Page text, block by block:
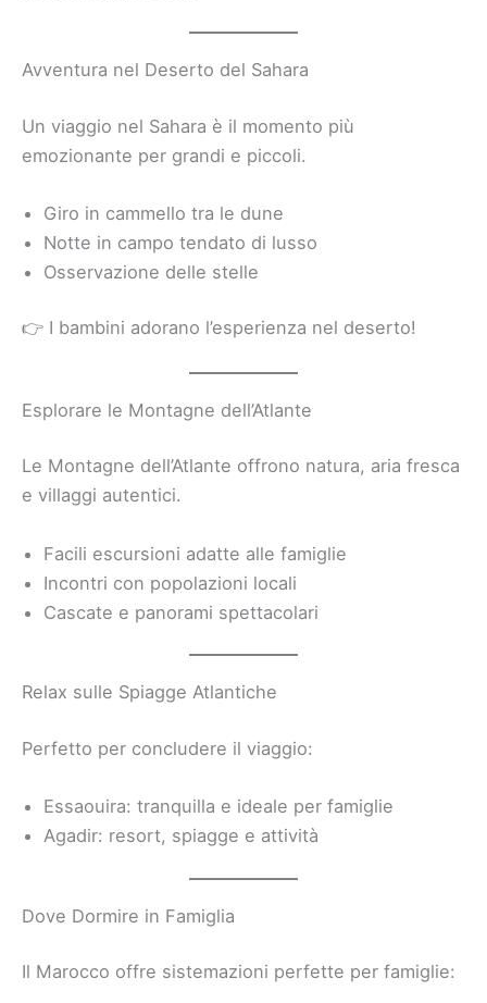
Avventura nel Deserto del Sahara
Un viaggio nel Sahara è il momento più
emozionante per grandi e piccoli.
Giro in cammello tra le dune
Notte in campo tendato di lusso
Osservazione delle stelle
👉 I bambini adorano l’esperienza nel deserto!
Esplorare le Montagne dell’Atlante
Le Montagne dell’Atlante offrono natura, aria fresca
e villaggi autentici.
Facili escursioni adatte alle famiglie
Incontri con popolazioni locali
Cascate e panorami spettacolari
Relax sulle Spiagge Atlantiche
Perfetto per concludere il viaggio:
Essaouira: tranquilla e ideale per famiglie
Agadir: resort, spiagge e attività
Dove Dormire in Famiglia
Il Marocco offre sistemazioni perfette per famiglie: